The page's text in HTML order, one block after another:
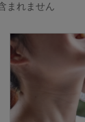
まれません